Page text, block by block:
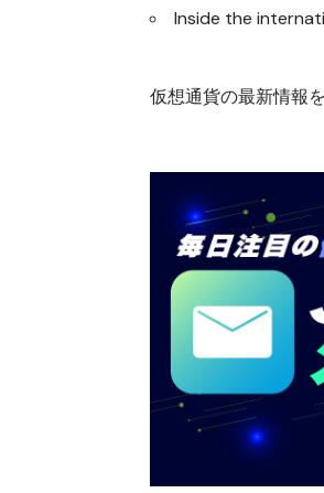
Inside the
仮想通貨の最新情報